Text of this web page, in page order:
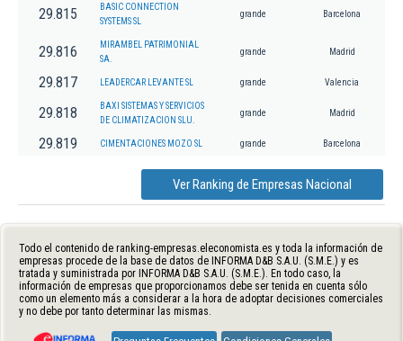
29.815
BASIC CONNECTION
SYSTEMS SL
grande Barcelona
29.816
MIRAMBEL PATRIMONIAL
SA.
grande Madrid
29.817 LEADERCAR LEVANTE SL grande Valencia
29.818
BAXI SISTEMAS Y SERVICIOS
DE CLIMATIZACION SLU.
grande Madrid
29.819 CIMENTACIONES MOZO SL grande Barcelona
Ver Ranking de Empresas Nacional
Todo el contenido de ranking-empresas.eleconomista.es y toda la información de
empresas procede de la base de datos de INFORMA D&B S.A.U. (S.M.E.) y es
tratada y suministrada por INFORMA D&B S.A.U. (S.M.E.). En todo caso, la
información de empresas que proporcionamos debe ser tenida en cuenta sólo
como un elemento más a considerar a la hora de adoptar decisiones comerciales
y no debe por tanto determinar las mismas.